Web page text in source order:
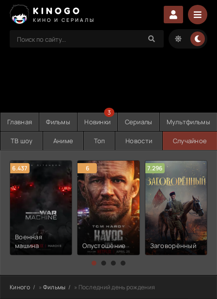
KINOGO
КИНО И СЕРИАЛЫ
Главная Фильмы Новинки
3
Сериалы Мультфильмы
ТВ шоу Аниме Топ Новости Случайное
6.437
Военная
машина
6
Опустошение
7.296
Заговорённый
Киного » Фильмы » Последний день рождения